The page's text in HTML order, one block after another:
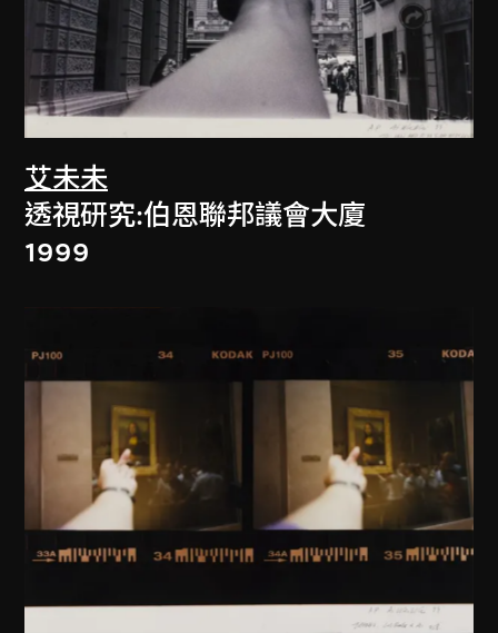
艾未未
透視研究:伯恩聯邦議會大廈
1999